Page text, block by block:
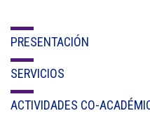
PRESENTACIÓN
SERVICIOS
ACTIVIDADES CO-